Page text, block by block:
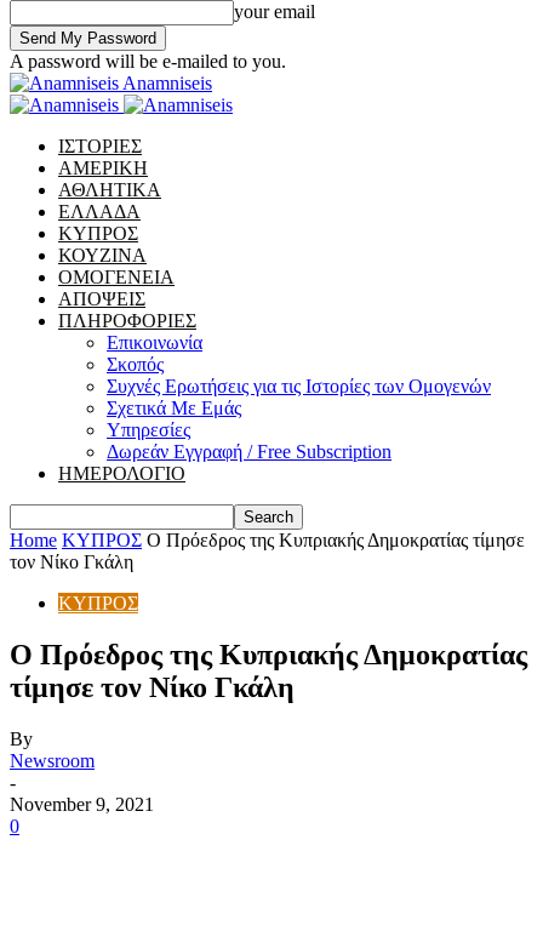
your email
A password will be e-mailed to you.
Anamniseis
ΙΣΤΟΡΙΕΣ
ΑΜΕΡΙΚΗ
ΑΘΛΗΤΙΚΑ
ΕΛΛΑΔΑ
ΚΥΠΡΟΣ
ΚΟΥΖΙΝΑ
ΟΜΟΓΕΝΕΙΑ
ΑΠΟΨΕΙΣ
ΠΛΗΡΟΦΟΡΙΕΣ
Επικοινωνία
Σκοπός
Συχνές Ερωτήσεις για τις Ιστορίες των Ομογενών
Σχετικά Με Εμάς
Υπηρεσίες
Δωρεάν Εγγραφή / Free Subscription
ΗΜΕΡΟΛΟΓΙΟ
Home ΚΥΠΡΟΣ Ο Πρόεδρος της Κυπριακής Δημοκρατίας τίμησε
τον Νίκο Γκάλη
ΚΥΠΡΟΣ
Ο Πρόεδρος της Κυπριακής Δημοκρατίας
τίμησε τον Νίκο Γκάλη
By
Newsroom
-
November 9, 2021
0